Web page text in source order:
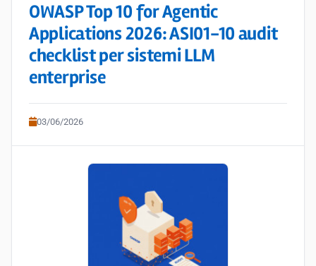
OWASP Top 10 for Agentic
Applications 2026: ASI01-10 audit
checklist per sistemi LLM
enterprise
03/06/2026